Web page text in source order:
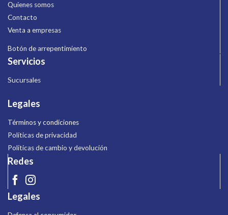
Quienes somos
Contacto
Venta a empresas
Botón de arrepentimiento
Servicios
Sucursales
Legales
Términos y condiciones
Políticas de privacidad
Políticas de cambio y devolución
Redes
Legales